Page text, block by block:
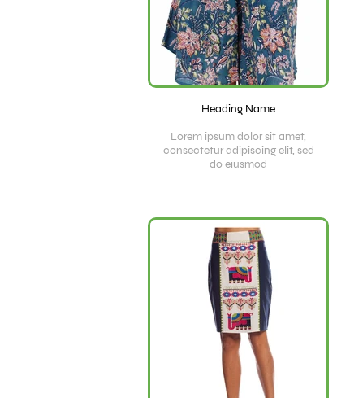
Heading Name
Lorem ipsum dolor sit amet,
consectetur adipiscing elit, sed
do eiusmod